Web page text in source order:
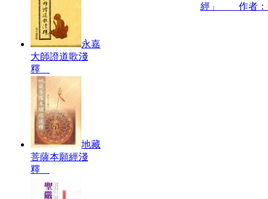
永嘉
大師證道歌淺
釋
地藏
菩薩本願經淺
釋
經」 作者：